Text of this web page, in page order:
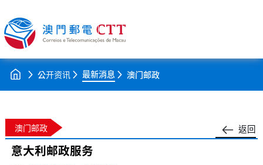
公开资讯 最新消息 澳门邮政
返回
澳门邮政
意大利邮政服务